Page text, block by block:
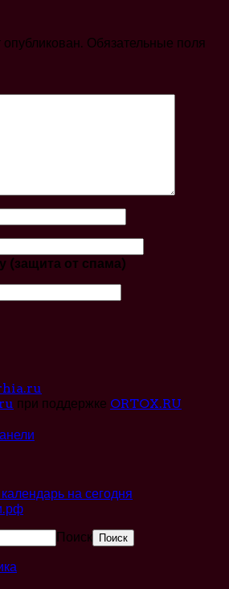
Обязательные поля
(защита от спама)
при поддержке ORTOX.RU
на сегодня
Поиск